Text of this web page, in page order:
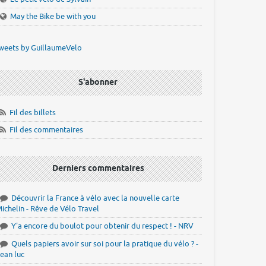
May the Bike be with you
by GuillaumeVelo
S'abonner
Fil des billets
Fil des commentaires
Derniers commentaires
Découvrir la France à vélo avec la nouvelle carte
- Rêve de Vélo Travel
Y'a encore du boulot pour obtenir du respect ! - NRV
Quels papiers avoir sur soi pour la pratique du vélo ? -
luc